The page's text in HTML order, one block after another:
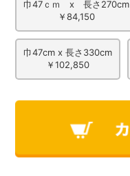
巾47ｃｍ x 長さ270cm
￥84,150
巾47cm x 長さ330cm
￥102,850